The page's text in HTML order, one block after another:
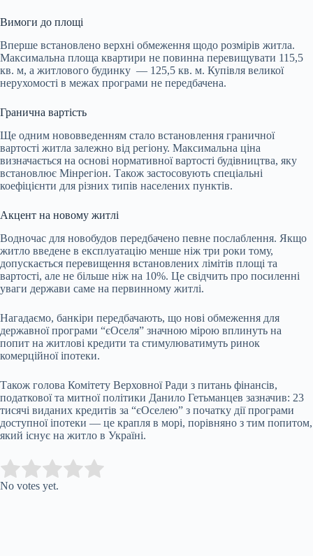
Вимоги до площі
Вперше встановлено верхні обмеження щодо розмірів житла.
Максимальна площа квартири не повинна перевищувати 115,5
кв. м, а житлового будинку — 125,5 кв. м. Купівля великої
нерухомості в межах програми не передбачена.
Гранична вартість
Ще одним нововведенням стало встановлення граничної
вартості житла залежно від регіону. Максимальна ціна
визначається на основі нормативної вартості будівництва, яку
встановлює Мінрегіон. Також застосовують спеціальні
коефіцієнти для різних типів населених пунктів.
Акцент на новому житлі
Водночас для новобудов передбачено певне послаблення. Якщо
житло введене в експлуатацію менше ніж три роки тому,
допускається перевищення встановлених лімітів площі та
вартості, але не більше ніж на 10%. Це свідчить про посиленні
уваги держави саме на первинному житлі.
Нагадаємо, банкіри передбачають, що нові обмеження для
державної програми “єОселя” значною мірою вплинуть на
попит на житлові кредити та стимулюватимуть ринок
комерційної іпотеки.
Також голова Комітету Верховної Ради з питань фінансів,
податкової та митної політики Данило Гетьманцев зазначив: 23
тисячі виданих кредитів за “єОселею” з початку дії програми
доступної іпотеки — це крапля в морі, порівняно з тим попитом,
який існує на житло в Україні.
Rate this item:
No votes yet.